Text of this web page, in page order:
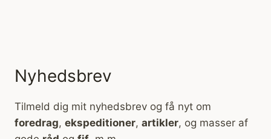
Nyhedsbrev
Tilmeld dig mit nyhedsbrev og få nyt om
foredrag, ekspeditioner, artikler, og masser af